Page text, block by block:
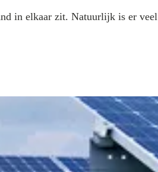
in elkaar zit. Natuurlijk is er